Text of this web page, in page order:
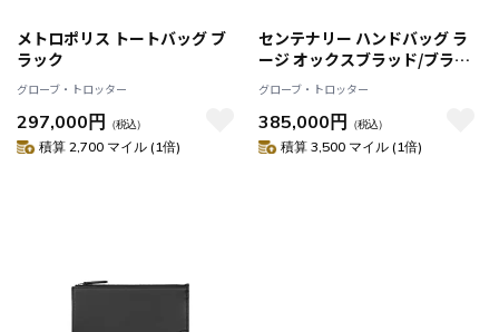
メトロポリス トートバッグ ブ
ラック
グローブ・トロッター
297,000円 （税込）
積算 2,700 マイル (1倍)
センテナリー ハンドバッグ ラ
ージ オックスブラッド/ブラッ
ク
グローブ・トロッター
385,000円 （税込）
積算 3,500 マイル (1倍)